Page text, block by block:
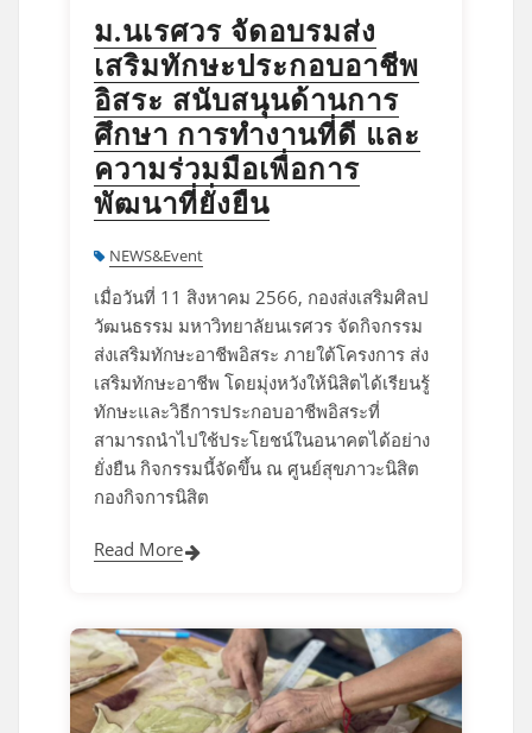
ม.นเรศวร จัดอบรมส่ง
เสริมทักษะประกอบอาชีพ
อิสระ สนับสนุนด้านการ
ศึกษา การทำงานที่ดี และ
ความร่วมมือเพื่อการ
พัฒนาที่ยั่งยืน
NEWS&Event
เมื่อวันที่ 11 สิงหาคม 2566, กองส่งเสริมศิลป
วัฒนธรรม มหาวิทยาลัยนเรศวร จัดกิจกรรม
ส่งเสริมทักษะอาชีพอิสระ ภายใต้โครงการ ส่ง
เสริมทักษะอาชีพ โดยมุ่งหวังให้นิสิตได้เรียนรู้
ทักษะและวิธีการประกอบอาชีพอิสระที่
สามารถนำไปใช้ประโยชน์ในอนาคตได้อย่าง
ยั่งยืน กิจกรรมนี้จัดขึ้น ณ ศูนย์สุขภาวะนิสิต
กองกิจการนิสิต
Read More